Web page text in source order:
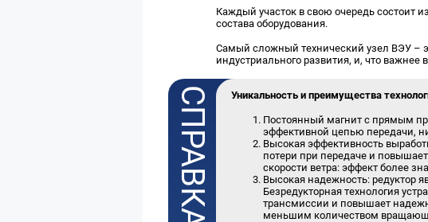
Каждый участок в свою очередь состоит
состава оборудования.
Самый сложный технический узел ВЭУ –
индустриального развития, и, что
Уникальность и преимущества
Постоянный магнит с прямым
эффективной цепью передачи,
Высокая эффективность
потери при передаче и
скорости ветра: эффект более
Высокая надежность: редуктор
Безредукторная технология
трансмиссии и повышает
меньшим количеством